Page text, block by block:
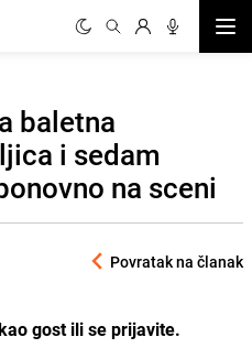
baletna
i sedam
na sceni
Povratak na članak
gost ili se prijavite.